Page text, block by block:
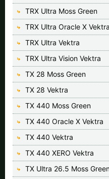
TRX Ultra Moss Green
TRX Ultra Oracle X Vektra
TRX Ultra Vektra
TRX Ultra Vision Vektra
TX 28 Moss Green
TX 28 Vektra
TX 440 Moss Green
TX 440 Oracle X Vektra
TX 440 Vektra
TX 440 XERO Vektra
TX Ultra 26.5 Moss